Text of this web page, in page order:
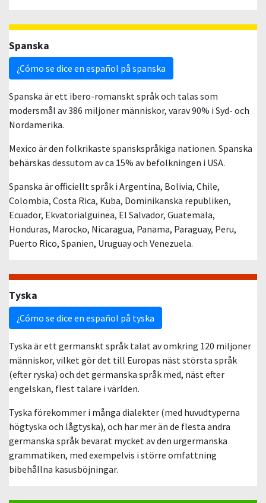
Spanska
¿Cómo se dice en español på spanska
Spanska är ett ibero-romanskt språk och talas som
modersmål av 386 miljoner människor, varav 90% i Syd- och
Nordamerika.
Mexico är den folkrikaste spanskspråkiga nationen. Spanska
behärskas dessutom av ca 15% av befolkningen i USA.
Spanska är officiellt språk i Argentina, Bolivia, Chile,
Colombia, Costa Rica, Kuba, Dominikanska republiken,
Ecuador, Ekvatorialguinea, El Salvador, Guatemala,
Honduras, Marocko, Nicaragua, Panama, Paraguay, Peru,
Puerto Rico, Spanien, Uruguay och Venezuela.
Tyska
¿Cómo se dice en español på tyska
Tyska är ett germanskt språk talat av omkring 120 miljoner
människor, vilket gör det till Europas näst största språk
(efter ryska) och det germanska språk med, näst efter
engelskan, flest talare i världen.
Tyska förekommer i många dialekter (med huvudtyperna
högtyska och lågtyska), och har mer än de flesta andra
germanska språk bevarat mycket av den urgermanska
grammatiken, med exempelvis i större omfattning
bibehållna kasusböjningar.